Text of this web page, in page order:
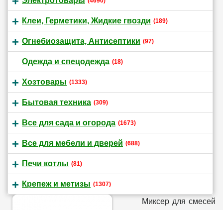
Клеи, Герметики, Жидкие гвозди (189)
Огнебиозащита, Антисептики (97)
Одежда и спецодежда (18)
Хозтовары (1333)
Бытовая техника (309)
Все для сада и огорода (1673)
Все для мебели и дверей (688)
Печи котлы (81)
Крепеж и метизы (1307)
Миксер для смесей